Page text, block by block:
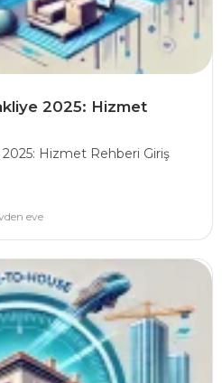
2025: Hizmet
Hizmet Rehberi Giriş
eve